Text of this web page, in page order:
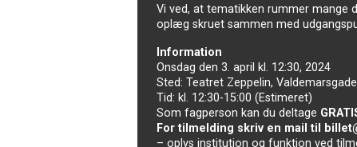
Vi ved, at tematikken rummer mange
oplæg skruet sammen med
Information
Onsdag den 3. april kl. 12:30, 2024
Sted: Teatret Zeppelin,
Tid: kl. 12:30-15:00 (Estimeret)
Som fagperson kan du deltage
For tilmelding skriv en mail til
– oplys institution og funktion ved